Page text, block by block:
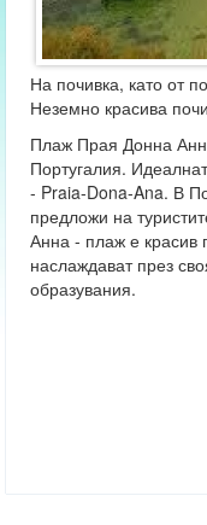
На почивка, като от
Неземно красива
Плаж Прая Донна
Португалия.
- Praia-Dona-Ana. В
предложи на
Анна - плаж е красив
наслаждават през
образувания.